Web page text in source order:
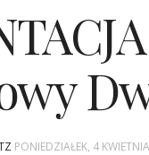
PONIEDZIAŁEK, 4